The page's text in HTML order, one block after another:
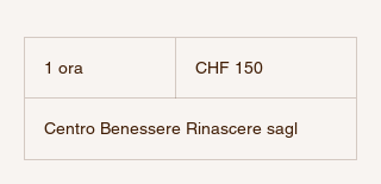
1 ora
svizzeri
CHF 150
Centro Benessere Rinascere sagl